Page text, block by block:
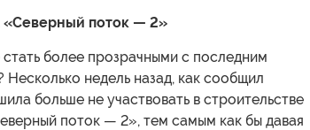
«Северный поток — 2»
более прозрачными с последним
недель назад, как сообщил
больше не участвовать в строительстве
поток — 2», тем самым как бы давая